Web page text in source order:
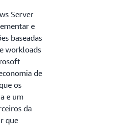
Server
e
baseadas
workloads
de
os
e um
da
que